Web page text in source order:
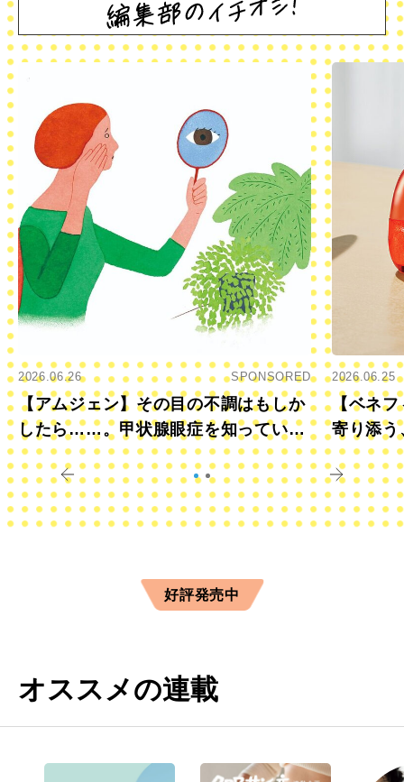
2026.06.26 SPONSORED
【アムジェン】その目の不調はもしか
したら……。甲状腺眼症を知っていま
すか？
2026.06.25
【ベネフ
寄り添う
きに
好評発売中
オススメの連載